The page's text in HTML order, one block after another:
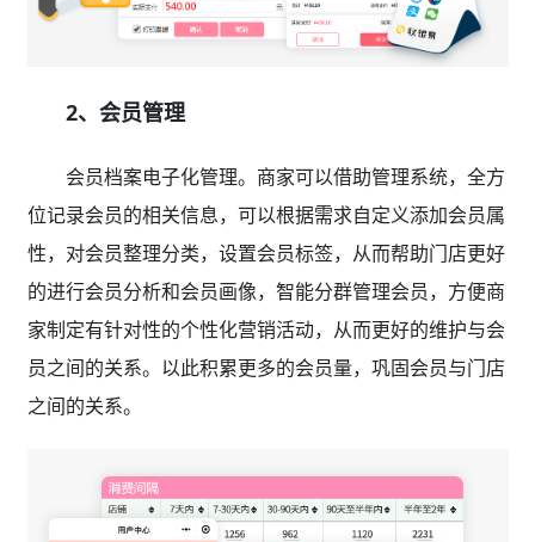
2、会员管理
会员档案电子化管理。商家可以借助管理系统，全方
位记录会员的相关信息，可以根据需求自定义添加会员属
性，对会员整理分类，设置会员标签，从而帮助门店更好
的进行会员分析和会员画像，智能分群管理会员，方便商
家制定有针对性的个性化营销活动，从而更好的维护与会
员之间的关系。以此积累更多的会员量，巩固会员与门店
之间的关系。